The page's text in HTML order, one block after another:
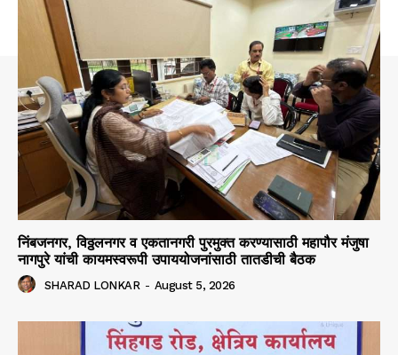
निंबजनगर, विठ्ठलनगर व एकतानगरी पुरमुक्त करण्यासाठी महापौर मंजुषा
नागपुरे यांची कायमस्वरूपी उपाययोजनांसाठी तातडीची बैठक
SHARAD LONKAR - August 5, 2026